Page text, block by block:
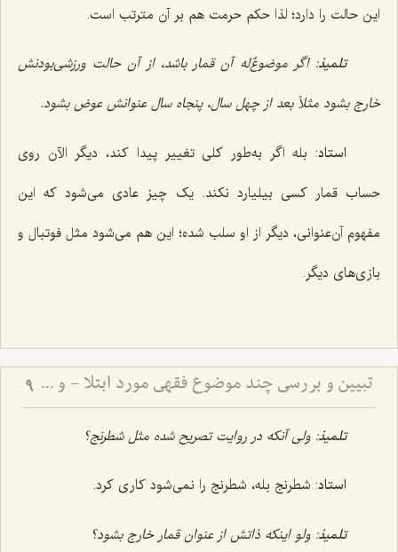
این حالت را دارد؛ لذا حکم حرمت هم بر آن مترتب است.
تلمیذ: اگر موضوعٌ‌له آن قمار باشد، از آن حالت ورزشی‌بودنش
خارج بشود مثلاً بعد از چهل سال، پنجاه سال عنوانش عوض بشود.
استاد: بله اگر به‌طور کلی تغییر پیدا کند، دیگر الآن روی
حساب قمار کسی بیلیارد نکند. یک چیز عادی می‌شود که این
مفهوم آن‌عنوانی، دیگر از او سلب شده؛ این هم می‌شود مثل فوتبال و
بازی‌های دیگر.
تبیین و بررسی چند موضوع فقهی مورد ابتلا - و حرمت تعدی به حقوق انسان‌ها 9
تلمیذ: ولی آنکه در روایت تصریح شده مثل شطرنج؟
استاد: شطرنج بله، شطرنج را نمی‌شود کاری کرد.
تلمیذ: ولو اینکه ذاتش از عنوان قمار خارج بشود؟